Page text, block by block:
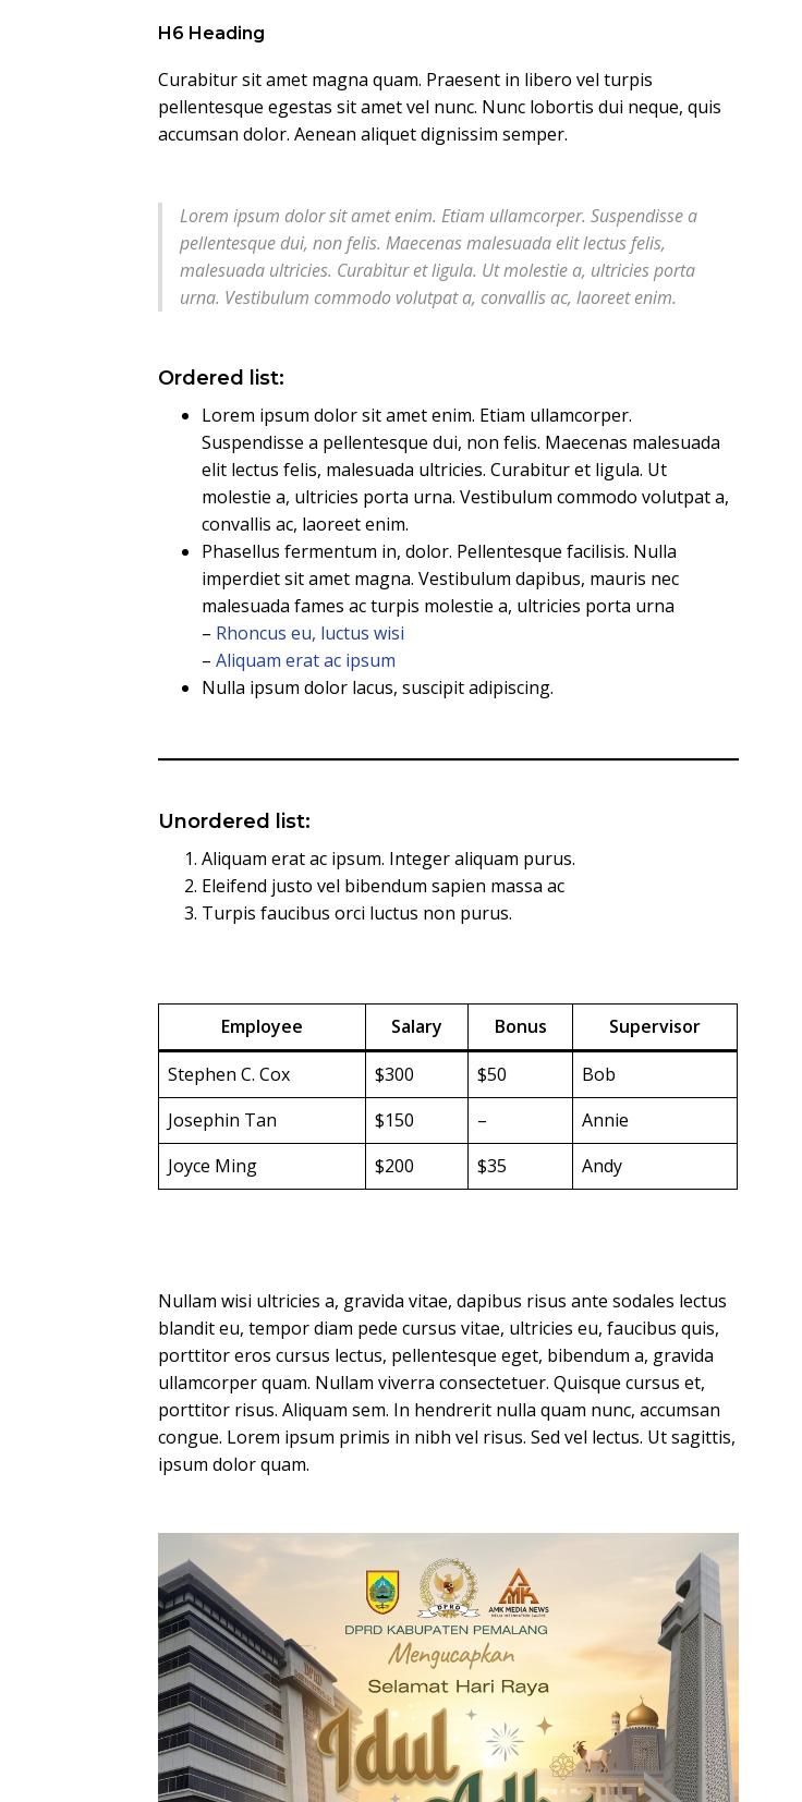
H6 Heading
Curabitur sit amet magna quam. Praesent in libero vel turpis
pellentesque egestas sit amet vel nunc. Nunc lobortis dui neque, quis
accumsan dolor. Aenean aliquet dignissim semper.
Lorem ipsum dolor sit amet enim. Etiam ullamcorper. Suspendisse a
pellentesque dui, non felis. Maecenas malesuada elit lectus felis,
malesuada ultricies. Curabitur et ligula. Ut molestie a, ultricies porta
urna. Vestibulum commodo volutpat a, convallis ac, laoreet enim.
Ordered list:
Lorem ipsum dolor sit amet enim. Etiam ullamcorper.
Suspendisse a pellentesque dui, non felis. Maecenas malesuada
elit lectus felis, malesuada ultricies. Curabitur et ligula. Ut
molestie a, ultricies porta urna. Vestibulum commodo volutpat a,
convallis ac, laoreet enim.
Phasellus fermentum in, dolor. Pellentesque facilisis. Nulla
imperdiet sit amet magna. Vestibulum dapibus, mauris nec
malesuada fames ac turpis molestie a, ultricies porta urna
– Rhoncus eu, luctus wisi
– Aliquam erat ac ipsum
Nulla ipsum dolor lacus, suscipit adipiscing.
Unordered list:
Aliquam erat ac ipsum. Integer aliquam purus.
Eleifend justo vel bibendum sapien massa ac
Turpis faucibus orci luctus non purus.
Employee Salary Bonus
Supervisor
Stephen C. Cox
$300 $50
Bob
Josephin Tan
$150 –
Annie
Joyce Ming
$200 $35 Andy
Nullam wisi ultricies a, gravida vitae, dapibus risus ante sodales lectus
blandit eu, tempor diam pede cursus vitae, ultricies eu, faucibus quis,
porttitor eros cursus lectus, pellentesque eget, bibendum a, gravida
ullamcorper quam. Nullam viverra consectetuer. Quisque cursus et,
porttitor risus. Aliquam sem. In hendrerit nulla quam nunc, accumsan
congue. Lorem ipsum primis in nibh vel risus. Sed vel lectus. Ut sagittis,
ipsum dolor quam.